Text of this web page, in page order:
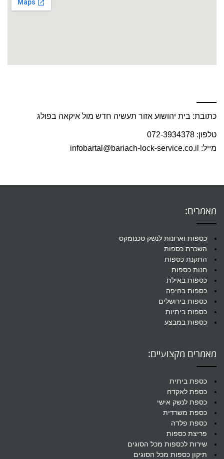
כתובת: בית יהושוע אזור תעשיה חדש מול איקאה בפולג
טלפון: 072-3934378
מייל: infobartal@bariach-lock-service.co.il
מאמרים:
כספות וארונות לנשק טכנומקס
השכרת כספות
התקנת כספות
חנות כספות
כספות באילת
כספות בחיפה
כספות בירושלים
כספות ביתיות
כספות במבצע
מאמרים מקצועיים:
כספת ביתית
כספת לאקדח
כספת לנשק אישי
כספת משרדית
כספת פלדה
פריצת כספות
שירות לכספות מכל הסוגים
תיקון כספות מכל הסוגים